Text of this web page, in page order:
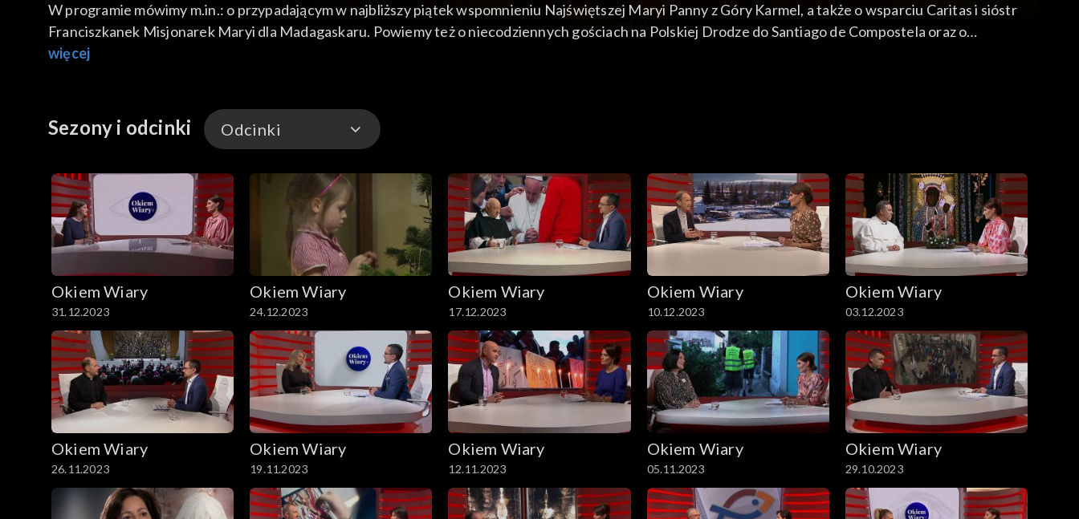
W programie mówimy m.in.: o przypadającym w najbliższy piątek wspomnieniu Najświętszej Maryi Panny z Góry Karmel, a także o wsparciu Caritas i sióstr
Franciszkanek Misjonarek Maryi dla Madagaskaru. Powiemy też o niecodziennych gościach na Polskiej Drodze do Santiago de Compostela oraz o
założonym przez polskich duchownych i prowadzonym przez dr Helenę Pyz ośrodku dla trędowatych w Indiach. Przedstawimy widzom również 28.
więcej
Sezony i odcinki Odcinki
Odcinki
Okiem Wiary
31.12.2023
Okiem Wiary
24.12.2023
Okiem Wiary
17.12.2023
Okiem Wiary
10.12.2023
Okiem Wiary
03.12.2023
Okiem Wiary
26.11.2023
Okiem Wiary
19.11.2023
Okiem Wiary
12.11.2023
Okiem Wiary
05.11.2023
Okiem Wiary
29.10.2023